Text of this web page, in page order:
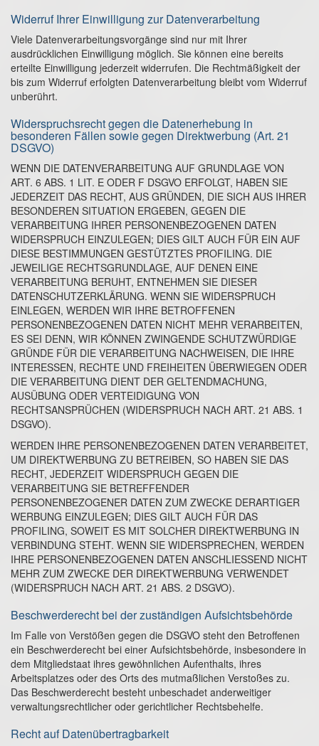
Widerruf Ihrer Einwilligung zur Datenverarbeitung
Viele Datenverarbeitungsvorgänge sind nur mit Ihrer
ausdrücklichen Einwilligung möglich. Sie können eine bereits
erteilte Einwilligung jederzeit widerrufen. Die Rechtmäßigkeit der
bis zum Widerruf erfolgten Datenverarbeitung bleibt vom Widerruf
unberührt.
Widerspruchsrecht gegen die Datenerhebung in
besonderen Fällen sowie gegen Direktwerbung (Art. 21
DSGVO)
WENN DIE DATENVERARBEITUNG AUF GRUNDLAGE VON
ART. 6 ABS. 1 LIT. E ODER F DSGVO ERFOLGT, HABEN SIE
JEDERZEIT DAS RECHT, AUS GRÜNDEN, DIE SICH AUS IHRER
BESONDEREN SITUATION ERGEBEN, GEGEN DIE
VERARBEITUNG IHRER PERSONENBEZOGENEN DATEN
WIDERSPRUCH EINZULEGEN; DIES GILT AUCH FÜR EIN AUF
DIESE BESTIMMUNGEN GESTÜTZTES PROFILING. DIE
JEWEILIGE RECHTSGRUNDLAGE, AUF DENEN EINE
VERARBEITUNG BERUHT, ENTNEHMEN SIE DIESER
DATENSCHUTZERKLÄRUNG. WENN SIE WIDERSPRUCH
EINLEGEN, WERDEN WIR IHRE BETROFFENEN
PERSONENBEZOGENEN DATEN NICHT MEHR VERARBEITEN,
ES SEI DENN, WIR KÖNNEN ZWINGENDE SCHUTZWÜRDIGE
GRÜNDE FÜR DIE VERARBEITUNG NACHWEISEN, DIE IHRE
INTERESSEN, RECHTE UND FREIHEITEN ÜBERWIEGEN ODER
DIE VERARBEITUNG DIENT DER GELTENDMACHUNG,
AUSÜBUNG ODER VERTEIDIGUNG VON
RECHTSANSPRÜCHEN (WIDERSPRUCH NACH ART. 21 ABS. 1
DSGVO).
WERDEN IHRE PERSONENBEZOGENEN DATEN VERARBEITET,
UM DIREKTWERBUNG ZU BETREIBEN, SO HABEN SIE DAS
RECHT, JEDERZEIT WIDERSPRUCH GEGEN DIE
VERARBEITUNG SIE BETREFFENDER
PERSONENBEZOGENER DATEN ZUM ZWECKE DERARTIGER
WERBUNG EINZULEGEN; DIES GILT AUCH FÜR DAS
PROFILING, SOWEIT ES MIT SOLCHER DIREKTWERBUNG IN
VERBINDUNG STEHT. WENN SIE WIDERSPRECHEN, WERDEN
IHRE PERSONENBEZOGENEN DATEN ANSCHLIESSEND NICHT
MEHR ZUM ZWECKE DER DIREKTWERBUNG VERWENDET
(WIDERSPRUCH NACH ART. 21 ABS. 2 DSGVO).
Beschwerde­recht bei der zuständigen Aufsichts­behörde
Im Falle von Verstößen gegen die DSGVO steht den Betroffenen
ein Beschwerderecht bei einer Aufsichtsbehörde, insbesondere in
dem Mitgliedstaat ihres gewöhnlichen Aufenthalts, ihres
Arbeitsplatzes oder des Orts des mutmaßlichen Verstoßes zu.
Das Beschwerderecht besteht unbeschadet anderweitiger
verwaltungsrechtlicher oder gerichtlicher Rechtsbehelfe.
Recht auf Daten­übertrag­barkeit